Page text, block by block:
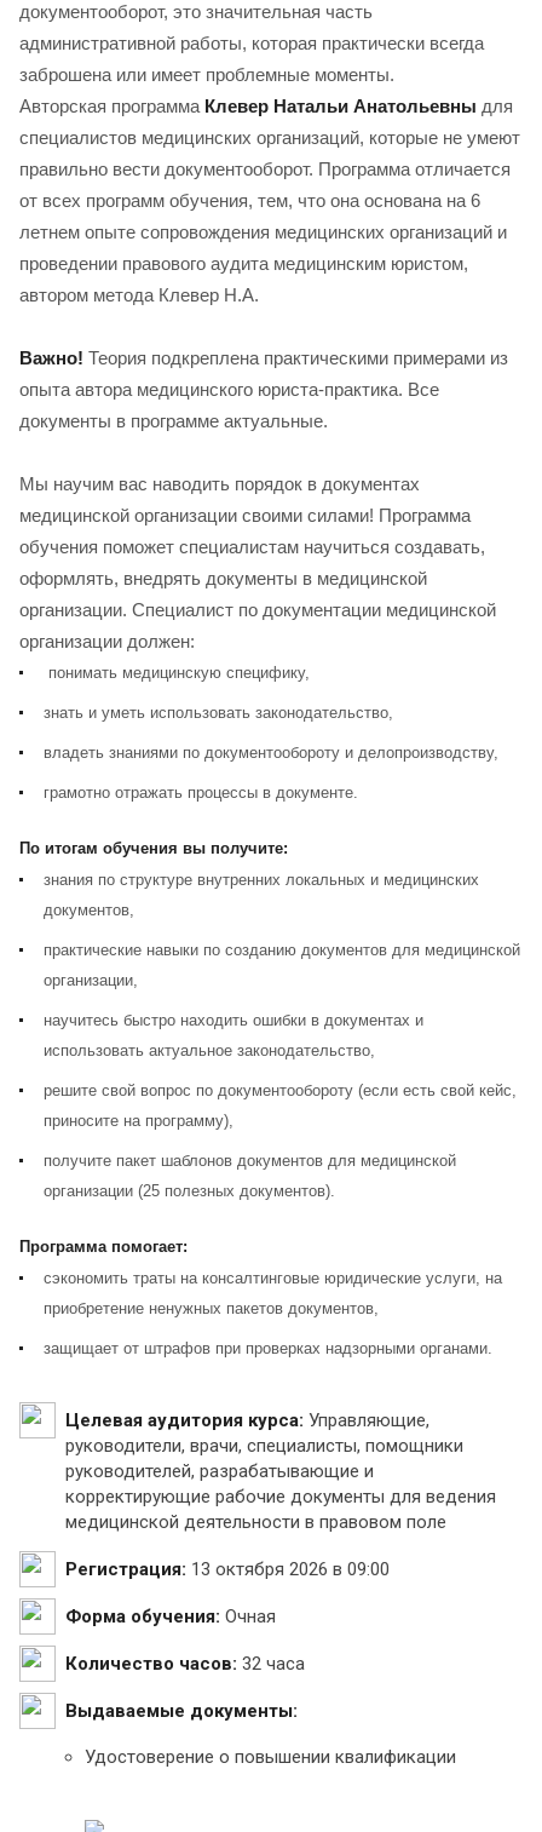
документооборот, это значительная часть
административной работы, которая практически всегда
заброшена или имеет проблемные моменты.
Авторская программа Клевер Натальи Анатольевны для
специалистов медицинских организаций, которые не умеют
правильно вести документооборот. Программа отличается
от всех программ обучения, тем, что она основана на 6
летнем опыте сопровождения медицинских организаций и
проведении правового аудита медицинским юристом,
автором метода Клевер Н.А.
Важно! Теория подкреплена практическими примерами из
опыта автора медицинского юриста-практика. Все
документы в программе актуальные.
Мы научим вас наводить порядок в документах
медицинской организации своими силами! Программа
обучения поможет специалистам научиться создавать,
оформлять, внедрять документы в медицинской
организации. Специалист по документации медицинской
организации должен:
понимать медицинскую специфику,
знать и уметь использовать законодательство,
владеть знаниями по документообороту и делопроизводству,
грамотно отражать процессы в документе.
По итогам обучения вы получите:
знания по структуре внутренних локальных и медицинских
документов,
практические навыки по созданию документов для медицинской
организации,
научитесь быстро находить ошибки в документах и
использовать актуальное законодательство,
решите свой вопрос по документообороту (если есть свой кейс,
приносите на программу),
получите пакет шаблонов документов для медицинской
организации (25 полезных документов).
Программа помогает:
сэкономить траты на консалтинговые юридические услуги, на
приобретение ненужных пакетов документов,
защищает от штрафов при проверках надзорными органами.
Целевая аудитория курса: Управляющие,
руководители, врачи, специалисты, помощники
руководителей, разрабатывающие и
корректирующие рабочие документы для ведения
медицинской деятельности в правовом поле
Регистрация: 13 октября 2026 в 09:00
Форма обучения: Очная
Количество часов: 32 часа
Выдаваемые документы:
Удостоверение о повышении квалификации